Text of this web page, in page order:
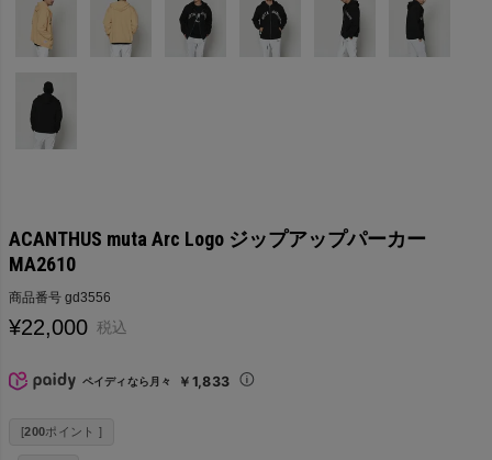
ACANTHUS muta Arc Logo ジップアップパーカー
MA2610
商品番号 gd3556
¥22,000 税込
ペイディなら月々 ￥1,833
[200ポイント ]